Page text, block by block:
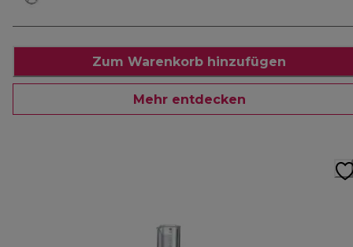
Zum Warenkorb hinzufügen
Mehr entdecken